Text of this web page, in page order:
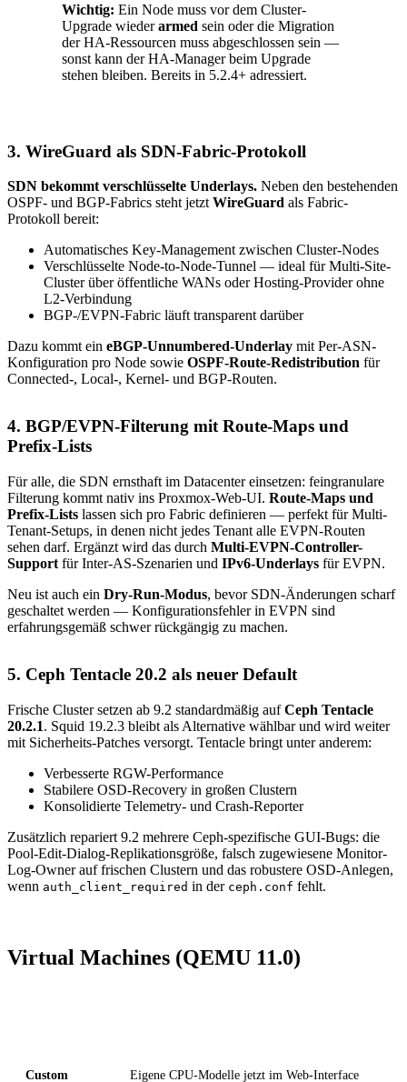
Wichtig: Ein Node muss vor dem Cluster-
Upgrade wiederarmed sein oder die Migration
der HA-Ressourcen muss abgeschlossen sein —
sonst kann der HA-Manager beim Upgrade
stehen bleiben. Bereits in 5.2.4+ adressiert.
3. WireGuard als SDN-Fabric-Protokoll
SDN bekommt verschlüsselte Underlays. Neben den bestehenden
OSPF- und BGP-Fabrics steht jetzt WireGuard als Fabric-
Protokoll bereit:
Automatisches Key-Management zwischen Cluster-Nodes
Verschlüsselte Node-to-Node-Tunnel — ideal für Multi-Site-
Cluster über öffentliche WANs oder Hosting-Provider ohne
L2-Verbindung
BGP-/EVPN-Fabric läuft transparent darüber
Dazu kommt ein eBGP-Unnumbered-Underlay mit Per-ASN-
Konfiguration pro Node sowie OSPF-Route-Redistribution für
Connected-, Local-, Kernel- und BGP-Routen.
4. BGP/EVPN-Filterung mit Route-Maps und
Prefix-Lists
Für alle, die SDN ernsthaft im Datacenter einsetzen: feingranulare
Filterung kommt nativ ins Proxmox-Web-UI. Route-Maps und
Prefix-Lists lassen sich pro Fabric definieren — perfekt für Multi-
Tenant-Setups, in denen nicht jedes Tenant alle EVPN-Routen
sehen darf. Ergänzt wird das durch Multi-EVPN-Controller-
Support für Inter-AS-Szenarien und IPv6-Underlays für EVPN.
Neu ist auch ein Dry-Run-Modus, bevor SDN-Änderungen scharf
geschaltet werden — Konfigurationsfehler in EVPN sind
erfahrungsgemäß schwer rückgängig zu machen.
5. Ceph Tentacle 20.2 als neuer Default
Frische Cluster setzen ab 9.2 standardmäßig aufCeph Tentacle
20.2.1. Squid 19.2.3 bleibt als Alternative wählbar und wird weiter
mit Sicherheits-Patches versorgt. Tentacle bringt unter anderem:
Verbesserte RGW-Performance
Stabilere OSD-Recovery in großen Clustern
Konsolidierte Telemetry- und Crash-Reporter
Zusätzlich repariert 9.2 mehrere Ceph-spezifische GUI-Bugs: die
Pool-Edit-Dialog-Replikationsgröße, falsch zugewiesene Monitor-
Log-Owner auf frischen Clustern und das robustere OSD-Anlegen,
wenn auth_client_required in der ceph.conf fehlt.
Virtual Machines (QEMU 11.0)
Custom Eigene CPU-Modelle jetzt im Web-Interface